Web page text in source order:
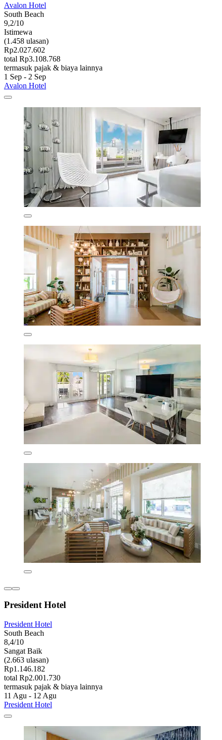
Avalon Hotel
South Beach
9,2/10
Istimewa
(1.458 ulasan)
Rp2.027.602
total Rp3.108.768
termasuk pajak & biaya lainnya
1 Sep - 2 Sep
Avalon Hotel
President Hotel
President Hotel
South Beach
8,4/10
Sangat Baik
(2.663 ulasan)
Rp1.146.182
total Rp2.001.730
termasuk pajak & biaya lainnya
11 Agu - 12 Agu
President Hotel